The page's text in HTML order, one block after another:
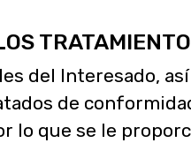
del Interesado,
de
lo que se le